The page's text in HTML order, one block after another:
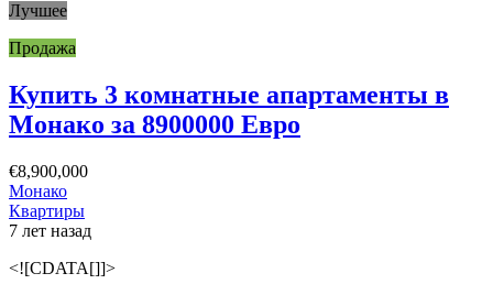
Лучшее
Продажа
Купить 3 комнатные апартаменты в
Монако за 8900000 Евро
€8,900,000
Монако
Квартиры
7 лет назад
<![CDATA[]]>